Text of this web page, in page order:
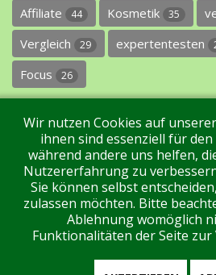
Affiliate 44 Kosmetik 35
Vergleich 29 expertentesten
Focus 26
Impressum Datenschutz
Tags Unterstützen Sie uns!
Wir nutzen Cookies auf
ihnen sind essenziell für
während andere uns helfen,
Nutzererfahrung zu
Sie können selbst
zulassen möchten. Bitte
Ablehnung womöglich
Funktionalitäten der Seite